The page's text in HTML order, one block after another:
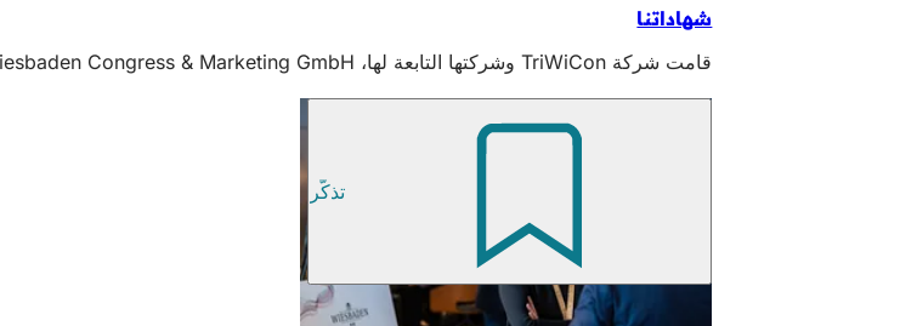
شهاداتنا
قامت شركة TriWiCon وشركتها التابعة لها، Wiesbaden Congress & Marketing GmbH، بتنفيذ مجموعة واسعة من التدابير في مجال الاستدامة. نظرة عامة.
تذكّر